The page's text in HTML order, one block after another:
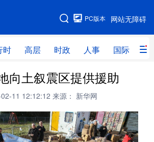
网站无障碍
PC版本
时 高层 时政 人事 国际 财
网站地图
高层 时政 人事
财经 网评
思客智库 全球连线 教育
向土叙震区提供援助
11 12:12:12 来源： 新华网